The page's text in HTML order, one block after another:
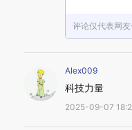
评论仅代表网
Alex009
科技力量
2025-09-07